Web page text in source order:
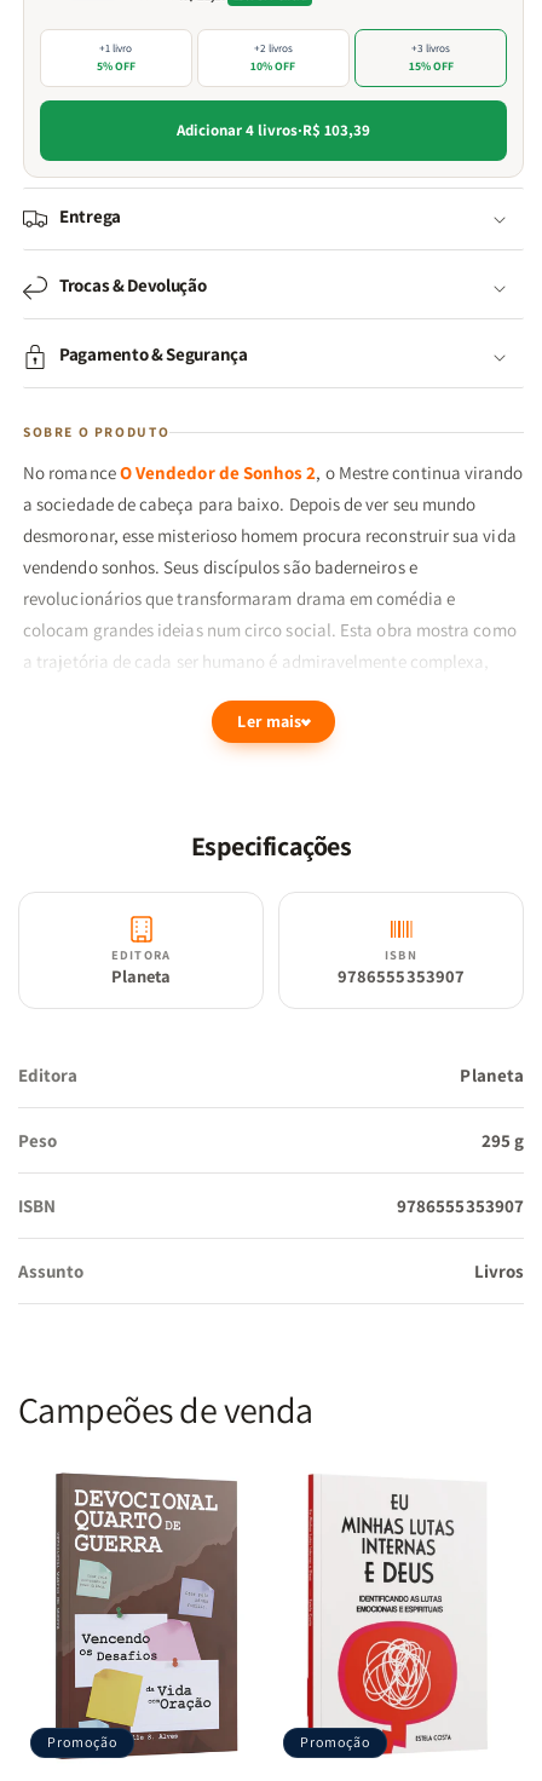
+1 livro
5% OFF
+2 livros
10% OFF
+3 livros
15% OFF
Adicionar 4 livros·R$ 103,39
Entrega
Trocas & Devolução
Pagamento & Segurança
SOBRE O PRODUTO
No romanceO Vendedor de Sonhos 2, o Mestre continua virando
a sociedade de cabeça para baixo. Depois de ver seu mundo
desmoronar, esse misterioso homem procura reconstruir sua vida
vendendo sonhos. Seus discípulos são baderneiros e
revolucionários que transformaram drama em comédia e
colocam grandes ideias num circo social. Esta obra mostra como
a trajetória de cada ser humano é admiravelmente complexa,
Ler mais
Especificações
EDITORA
Planeta
ISBN
9786555353907
Editora Planeta
Peso 295 g
ISBN 9786555353907
Assunto Livros
Campeões de venda
Promoção Promoção